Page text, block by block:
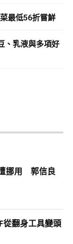
最低56折嘗鮮
、乳液與多項好